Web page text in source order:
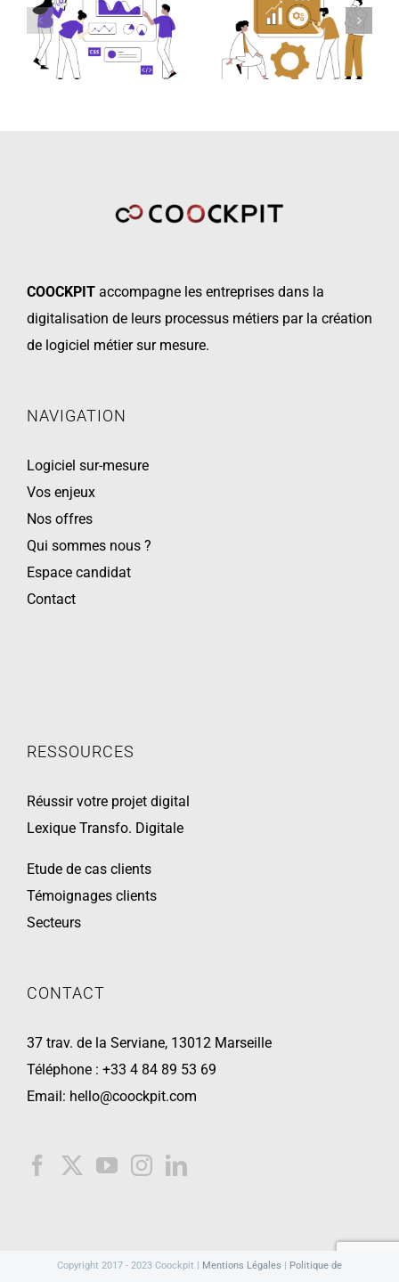
COOCKPIT accompagne les entreprises dans la
digitalisation de leurs processus métiers par la création
de logiciel métier sur mesure.
NAVIGATION
Logiciel sur-mesure
Vos enjeux
Nos offres
Qui sommes nous ?
Espace candidat
Contact
RESSOURCES
Réussir votre projet digital
Lexique Transfo. Digitale
Etude de cas clients
Témoignages clients
Secteurs
CONTACT
37 trav. de la Serviane, 13012 Marseille
Téléphone : +33 4 84 89 53 69
Email: hello@coockpit.com
Copyright 2017 - 2023 Coockpit | Mentions Légales | Politique de